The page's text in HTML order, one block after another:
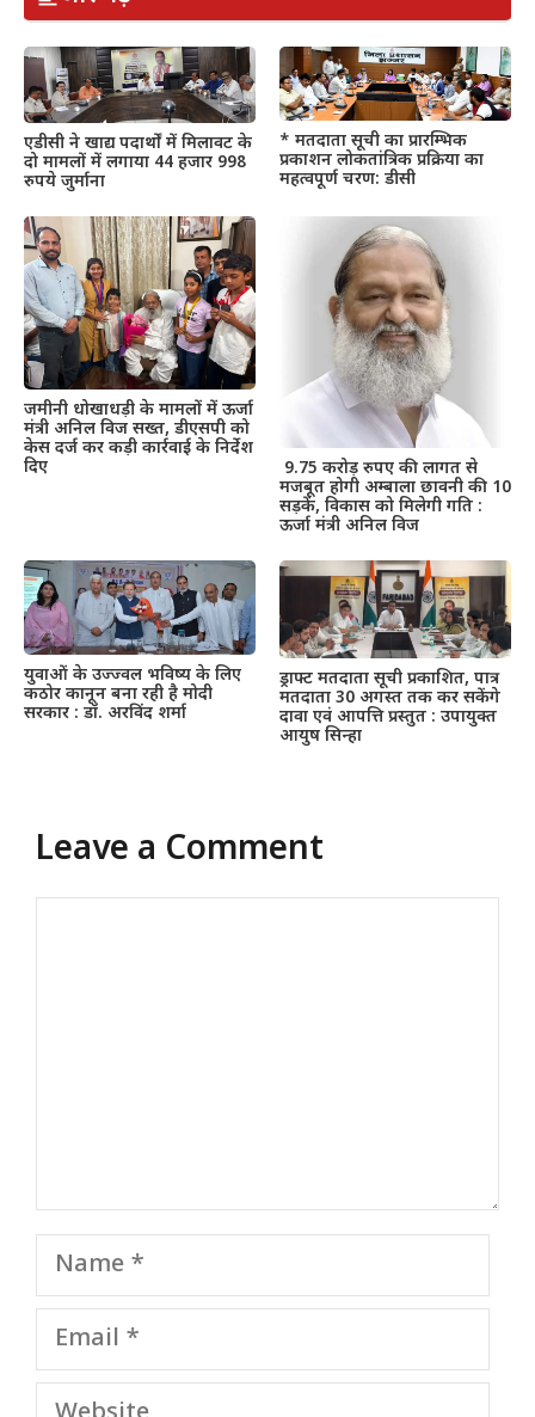
एडीसी ने खाद्य पदार्थों में मिलावट के
दो मामलों में लगाया 44 हजार 998
रुपये जुर्माना
* मतदाता सूची का प्रारम्भिक
प्रकाशन लोकतांत्रिक प्रक्रिया का
महत्वपूर्ण चरण: डीसी
जमीनी धोखाधड़ी के मामलों में ऊर्जा
मंत्री अनिल विज सख्त, डीएसपी को
केस दर्ज कर कड़ी कार्रवाई के निर्देश
दिए
9.75 करोड़ रुपए की लागत से
मजबूत होगी अम्बाला छावनी की 10
सड़कें, विकास को मिलेगी गति :
ऊर्जा मंत्री अनिल विज
युवाओं के उज्ज्वल भविष्य के लिए
कठोर कानून बना रही है मोदी
सरकार : डॉ. अरविंद शर्मा
ड्राफ्ट मतदाता सूची प्रकाशित, पात्र
मतदाता 30 अगस्त तक कर सकेंगे
दावा एवं आपत्ति प्रस्तुत : उपायुक्त
आयुष सिन्हा
Leave a Comment
Name
Email
Website